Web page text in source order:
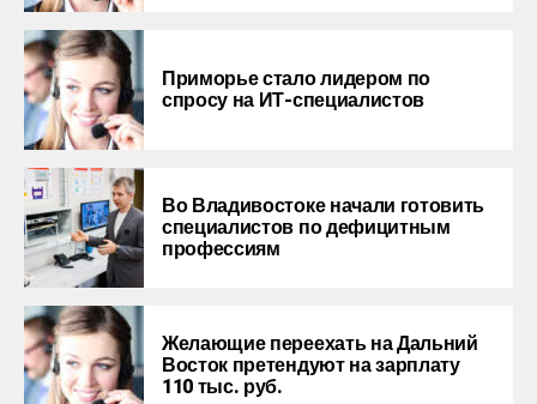
Приморье стало лидером по
спросу на ИТ-специалистов
Во Владивостоке начали готовить
специалистов по дефицитным
профессиям
Желающие переехать на Дальний
Восток претендуют на зарплату
110 тыс. руб.